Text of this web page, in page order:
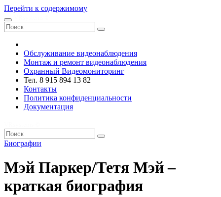
Перейти к содержимому
Обслуживание видеонаблюдения
Монтаж и ремонт видеонаблюдения
Охранный Видеомониторинг
Тел. 8 915 894 13 82
Контакты
Политика конфиденциальности
Документация
Биографии
Мэй Паркер/Тетя Мэй –
краткая биография